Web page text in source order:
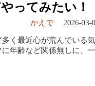
ってみたい！
かえで 2026-03-
く最近心が荒んでいる
年齢など関係無しに、